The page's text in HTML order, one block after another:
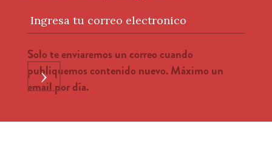
Ingresa tu correo electronico
Solo te enviaremos un correo cuando
publiquemos contenido nuevo. Máximo un
email por día.
›